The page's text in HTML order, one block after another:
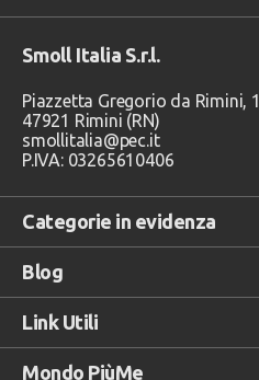
Categorie in evidenza
Blog
Link Utili
Mondo PiùMe
Smoll Italia S.r.l.
Piazzetta Gregorio da Rimini, 1
47921 Rimini (RN)
smollitalia@pec.it
P.IVA: 03265610406